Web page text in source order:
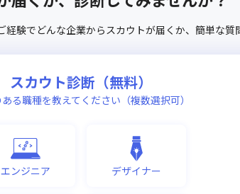
経験でどんな企業からスカウトが届くか、 簡単な質
スカウト診断（無料）
る職種を教えてください（複数選択可）
エンジニア デザイナー